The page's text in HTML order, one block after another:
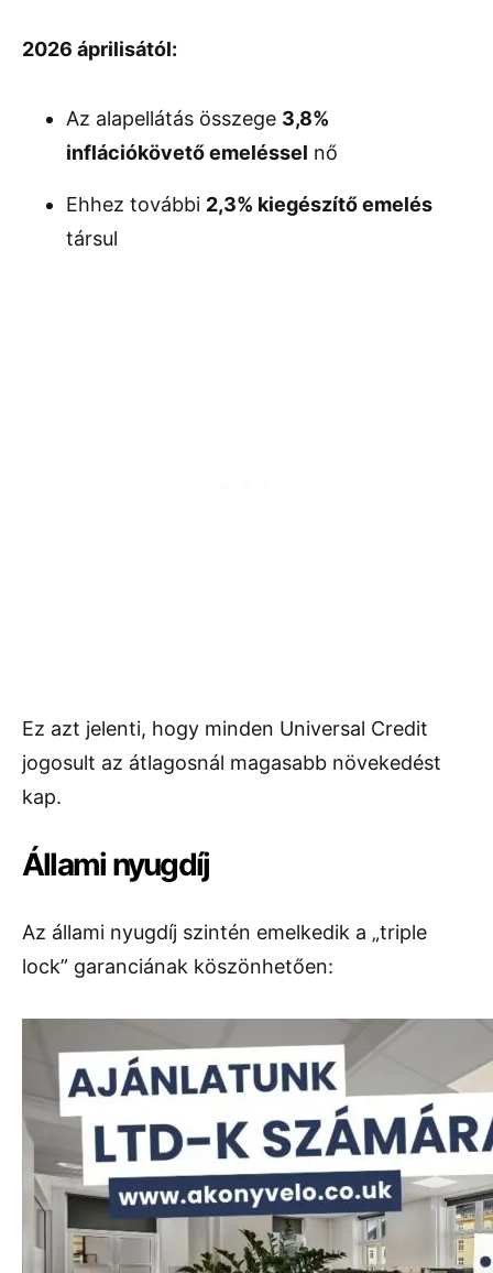
2026 áprilisától:
Az alapellátás összege 3,8%
inflációkövető emeléssel nő
Ehhez további 2,3% kiegészítő emelés
társul
Ez azt jelenti, hogy minden Universal Credit
jogosult az átlagosnál magasabb növekedést
kap.
Állami nyugdíj
Az állami nyugdíj szintén emelkedik a „triple
lock” garanciának köszönhetően: